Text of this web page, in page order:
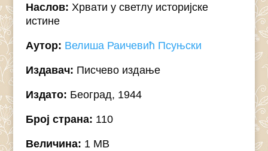
Наслов: Хрвати у светлу историјске
истине
Аутор: Велиша Раичевић Псуњски
Издавач: Писчево издање
Издато: Београд, 1944
Број страна: 110
Величина: 1 MB